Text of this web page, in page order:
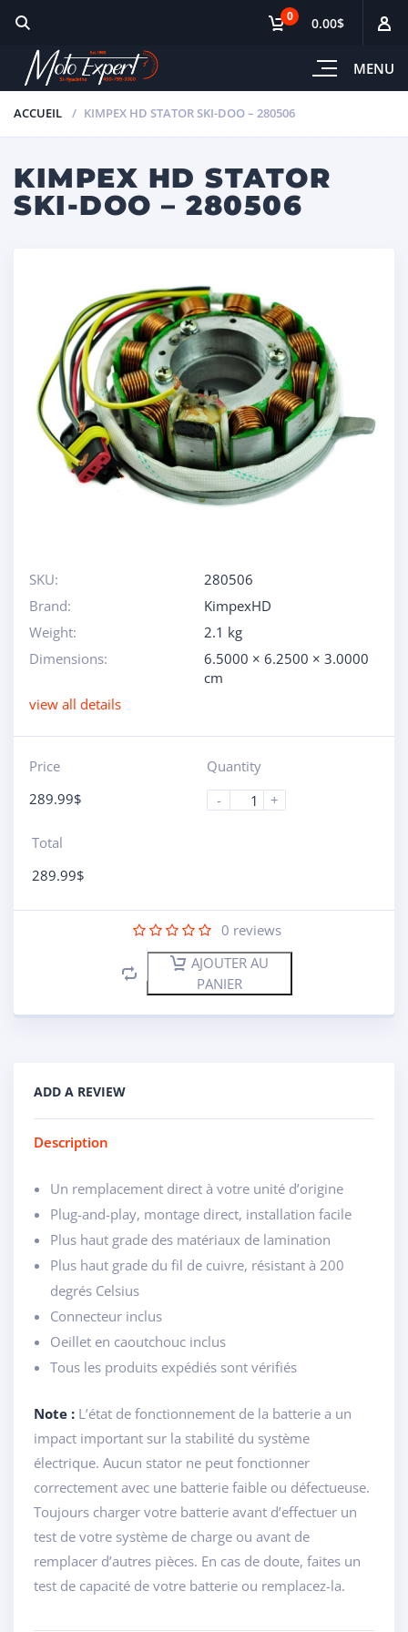
MENU
0 0.00$
ACCUEIL KIMPEX HD STATOR SKI-DOO – 280506
KIMPEX HD STATOR
SKI-DOO – 280506
SKU:
280506
Brand:
KimpexHD
Weight:
2.1 kg
Dimensions:
6.5000 × 6.2500 × 3.0000
cm
view all details
Price
289.99$
Quantity
-
+
Total
289.99$
0 reviews
AJOUTER AU
PANIER
ADD A REVIEW
Description
Un remplacement direct à votre unité d’origine
Plug-and-play, montage direct, installation facile
Plus haut grade des matériaux de lamination
Plus haut grade du fil de cuivre, résistant à 200
degrés Celsius
Connecteur inclus
Oeillet en caoutchouc inclus
Tous les produits expédiés sont vérifiés
Note : L’état de fonctionnement de la batterie a un
impact important sur la stabilité du système
électrique. Aucun stator ne peut fonctionner
correctement avec une batterie faible ou défectueuse.
Toujours charger votre batterie avant d’effectuer un
test de votre système de charge ou avant de
remplacer d’autres pièces. En cas de doute, faites un
test de capacité de votre batterie ou remplacez-la.